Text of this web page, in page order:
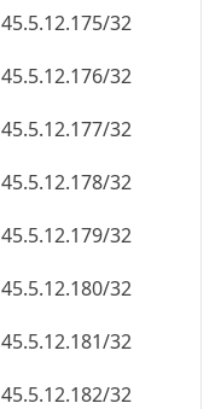
45.5.12.175/32
45.5.12.176/32
45.5.12.177/32
45.5.12.178/32
45.5.12.179/32
45.5.12.180/32
45.5.12.181/32
45.5.12.182/32